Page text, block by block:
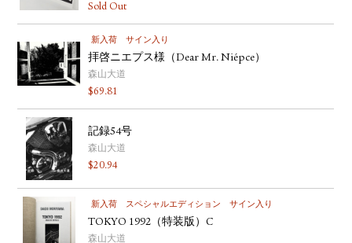
Sold Out
新入荷 サイン入り
拝啓ニエプス様（Dear Mr. Niépce）
森山大道
$69.81
記録54号
森山大道
$20.94
新入荷 スペシャルエディション サイン入り
TOKYO 1992（特装版）C
森山大道